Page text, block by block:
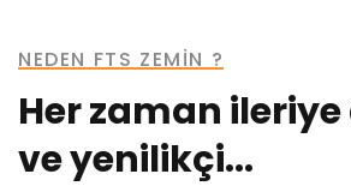
NEDEN FTS ZEMİN ?
Her zaman
ve yenilikçi...